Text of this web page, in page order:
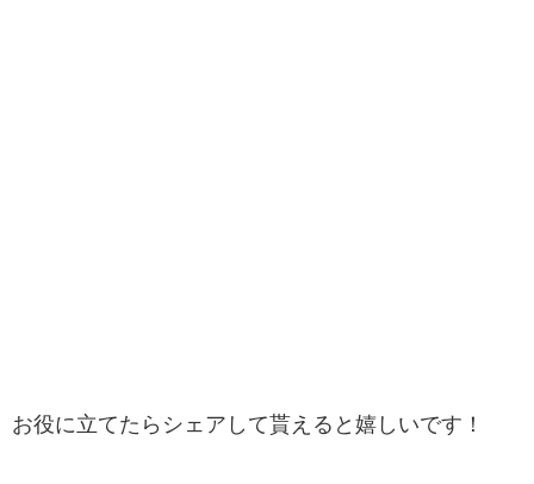
お役に立てたらシェアして貰えると嬉しいです！